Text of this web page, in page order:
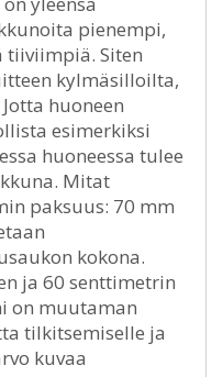
pienempi,
tiiviimpiä. Siten
kylmäsilloilta,
huoneen
esimerkiksi
huoneessa tulee
Mitat
paksuus: 70 mm
kokona.
ja 60 senttimetrin
on muutaman
tilkitsemiselle ja
kuvaa